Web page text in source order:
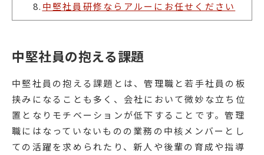
8. 中堅社員研修ならアルーにお任せください
中堅社員の抱える課題
中堅社員の抱える課題とは、管理職と若手社員の板
挟みになることも多く、会社において微妙な立ち位
置となりモチベーションが低下することです。管理
職にはなっていないものの業務の中核メンバーとし
ての活躍を求められたり、新人や後輩の育成や指導